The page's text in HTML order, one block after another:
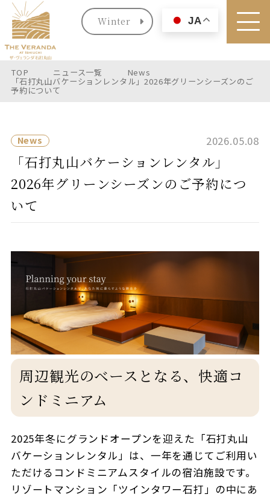
Winter JA
TOP ニュース一覧 News
「石打丸山バケーションレンタル」2026年グリーンシーズンのご
予約について
News 2026.05.08
「石打丸山バケーションレンタル」
2026年グリーンシーズンのご予約につ
いて
周辺観光のベースとなる、快適コ
ンドミニアム
2025年冬にグランドオープンを迎えた「石打丸山
バケーションレンタル」は、一年を通じてご利用い
ただけるコンドミニアムスタイルの宿泊施設です。
リゾートマンション「ツインタワー石打」の中にあ